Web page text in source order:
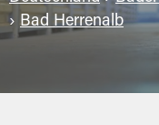
› Bad Herrenalb